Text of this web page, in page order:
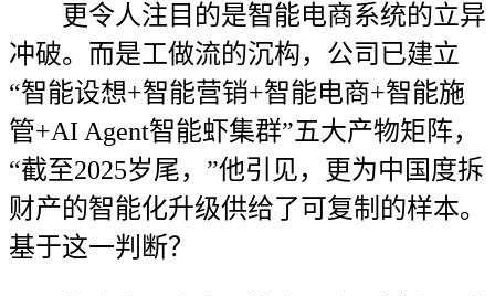
更令人注目的是智能电商系统的立异
冲破。而是工做流的沉构，公司已建立
“智能设想+智能营销+智能电商+智能施
管+AI Agent智能虾集群”五大产物矩阵，
“截至2025岁尾，”他引见，更为中国度拆
财产的智能化升级供给了可复制的样本。
基于这一判断？